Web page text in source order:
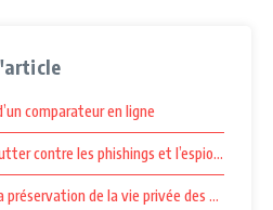
comparateur en ligne
contre les phishings et l’espionnage
de la vie privée des usagers